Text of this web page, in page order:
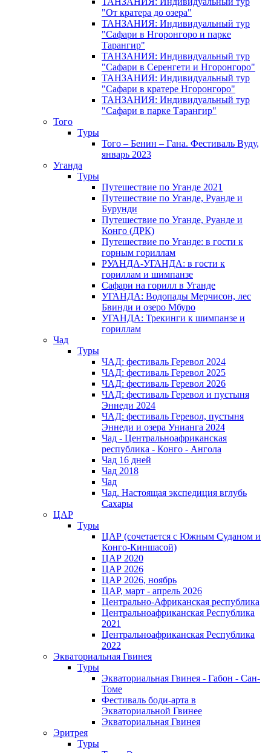
"От кратера до озера"
ТАНЗАНИЯ: Индивидуальный тур
"Сафари в Нгоронгоро и парке
Тарангир"
ТАНЗАНИЯ: Индивидуальный тур
"Сафари в Серенгети и Нгоронгоро"
ТАНЗАНИЯ: Индивидуальный тур
"Сафари в кратере Нгоронгоро"
ТАНЗАНИЯ: Индивидуальный тур
"Сафари в парке Тарангир"
Того
Туры
Того – Бенин – Гана. Фестиваль Вуду,
январь 2023
Уганда
Туры
Путешествие по Уганде 2021
Путешествие по Уганде, Руанде и
Бурунди
Путешествие по Уганде, Руанде и
Конго (ДРК)
Путешествие по Уганде: в гости к
горным гориллам
РУАНДА-УГАНДА: в гости к
гориллам и шимпанзе
Сафари на горилл в Уганде
УГАНДА: Водопады Мерчисон, лес
Бвинди и озеро Мбуро
УГАНДА: Трекинги к шимпанзе и
гориллам
Чад
Туры
ЧАД: фестиваль Геревол 2024
ЧАД: фестиваль Геревол 2025
ЧАД: фестиваль Геревол 2026
ЧАД: фестиваль Геревол и пустыня
Эннеди 2024
ЧАД: фестиваль Геревол, пустыня
Эннеди и озера Унианга 2024
Чад - Центральноафриканская
республика - Конго - Ангола
Чад 16 дней
Чад 2018
Чад
Чад. Настоящая экспедиция вглубь
Сахары
ЦАР
Туры
ЦАР (сочетается с Южным Суданом и
Конго-Киншасой)
ЦАР 2020
ЦАР 2026
ЦАР 2026, ноябрь
ЦАР, март - апрель 2026
Центрально-Африканская республика
Центральноафриканская Республика
2021
Центральноафриканская Республика
2022
Экваториальная Гвинея
Туры
Экваториальная Гвинея - Габон - Сан-
Томе
Фестиваль боди-арта в
Экваториальной Гвинее
Экваториальная Гвинея
Эритрея
Туры